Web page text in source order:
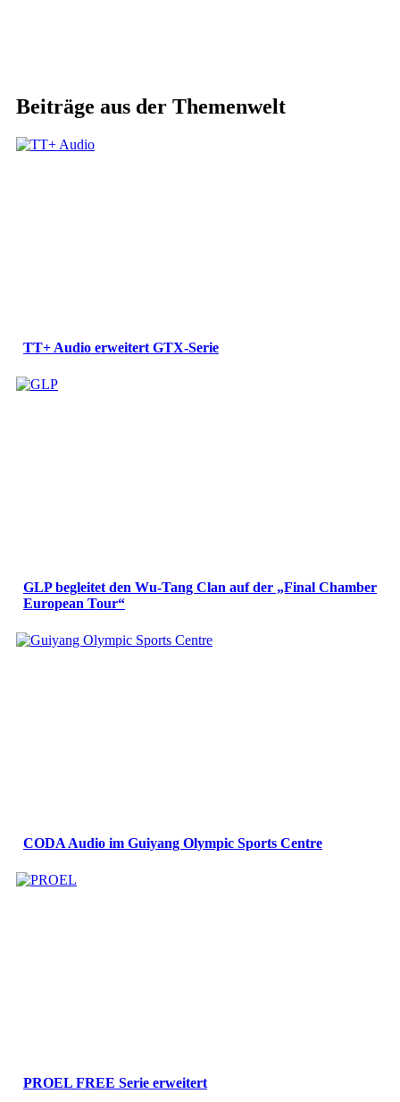
Beiträge aus der Themenwelt
TT+ Audio erweitert GTX-Serie
GLP begleitet den Wu-Tang Clan auf der „Final Chamber
European Tour“
CODA Audio im Guiyang Olympic Sports Centre
PROEL FREE Serie erweitert